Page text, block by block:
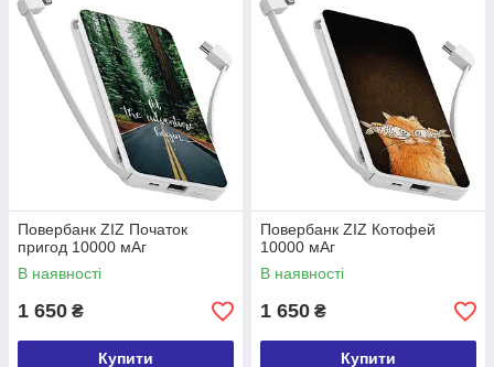
Повербанк ZIZ Початок
пригод 10000 мАг
В наявності
1 650 ₴
Купити
Повербанк ZIZ Котофей
10000 мАг
В наявності
1 650 ₴
Купити